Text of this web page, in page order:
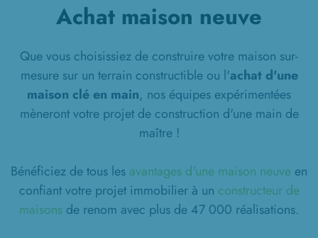
Achat maison neuve
Que vous choisissiez de construire votre maison sur-
mesure sur un terrain constructible ou l'achat d'une
maison clé en main, nos équipes expérimentées
mèneront votre projet de construction d'une main de
maître !
Bénéficiez de tous les avantages d'une maison neuve en
confiant votre projet immobilier à un constructeur de
maisons de renom avec plus de 47 000 réalisations.